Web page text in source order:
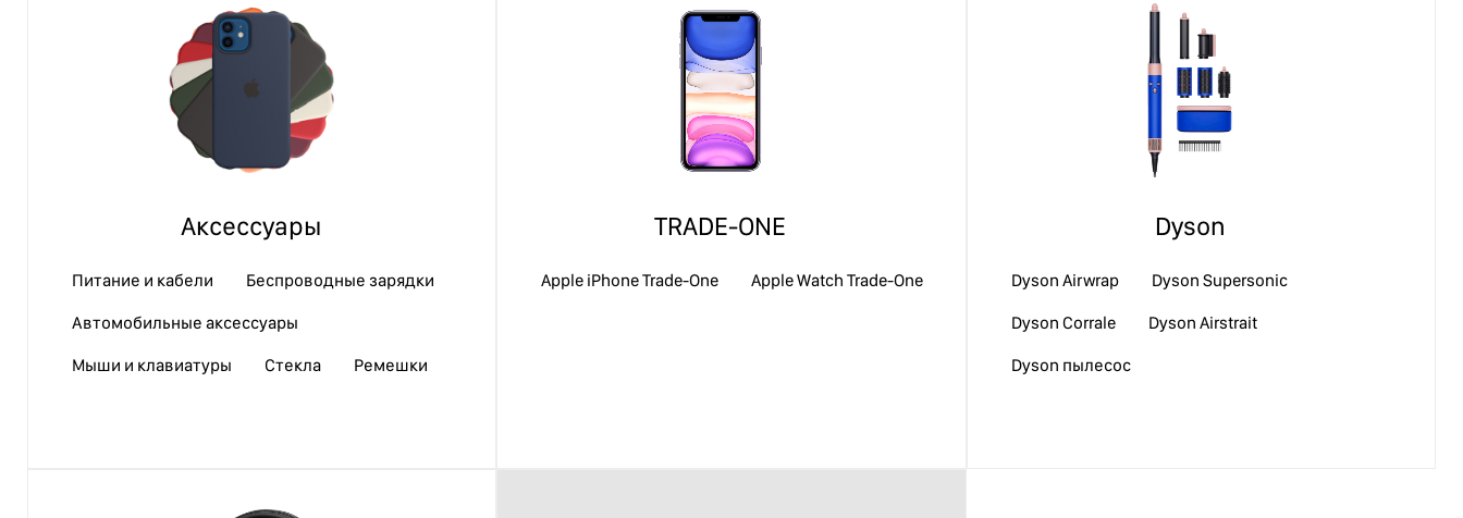
Аксессуары
Питание и кабели Беспроводные зарядки
Автомобильные аксессуары
Мыши и клавиатуры Стекла Ремешки
TRADE-ONE
Apple iPhone Trade-One Apple Watch Trade-One
Dyson
Dyson Airwrap Dyson Supersonic
Dyson Corrale Dyson Airstrait
Dyson пылесос